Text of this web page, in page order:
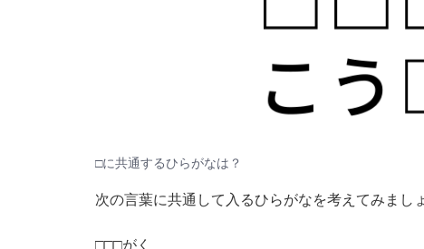
□に共通するひらがなは？
次の言葉に共通して入るひらがなを考えてみましょ
□□□がく